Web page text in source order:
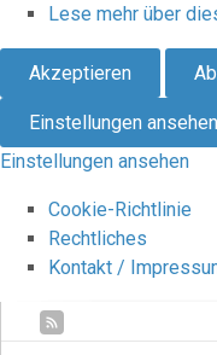
Lese mehr über
Akzeptieren
Einstellungen ansehen
Einstellungen ansehen
Cookie-Richtlinie
Rechtliches
Kontakt /